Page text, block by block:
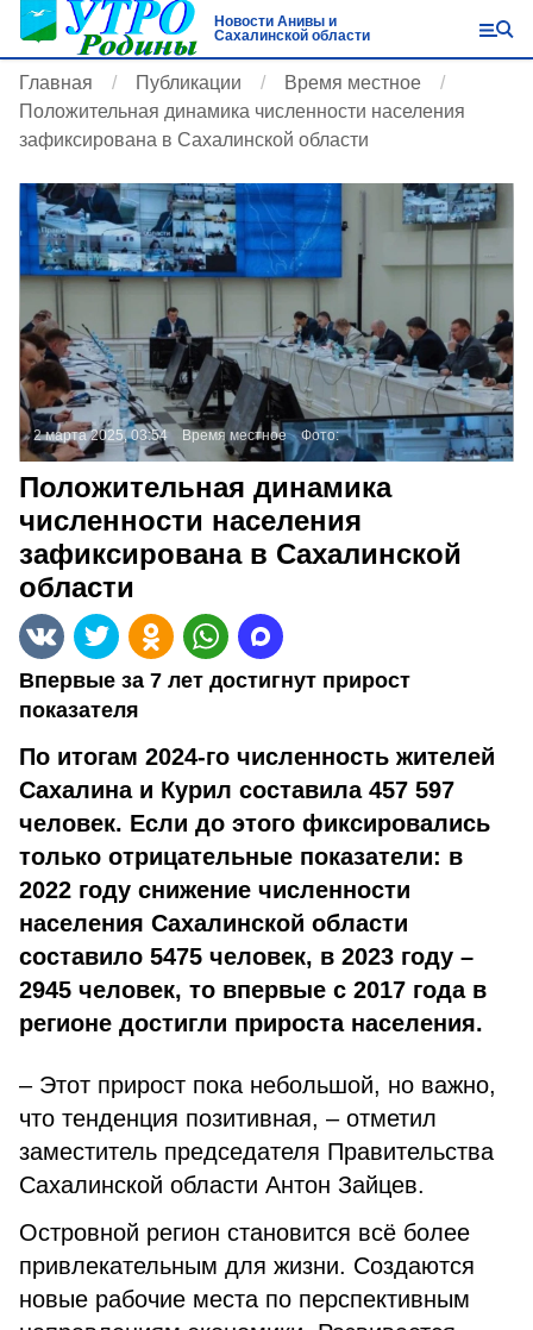
Новости Анивы и
Сахалинской области
Главная Публикации
Время местное
Положительная динамика численности населения
зафиксирована в Сахалинской области
2 марта 2025, 03:54 Время местное Фото:
Положительная динамика
численности населения
зафиксирована в Сахалинской
области
Впервые за 7 лет достигнут прирост
показателя
По итогам 2024-го численность жителей
Сахалина и Курил составила 457 597
человек. Если до этого фиксировались
только отрицательные показатели: в
2022 году снижение численности
населения Сахалинской области
составило 5475 человек, в 2023 году –
2945 человек, то впервые с 2017 года в
регионе достигли прироста населения.
– Этот прирост пока небольшой, но важно,
что тенденция позитивная, – отметил
заместитель председателя Правительства
Сахалинской области Антон Зайцев.
Островной регион становится всё более
привлекательным для жизни. Создаются
новые рабочие места по перспективным